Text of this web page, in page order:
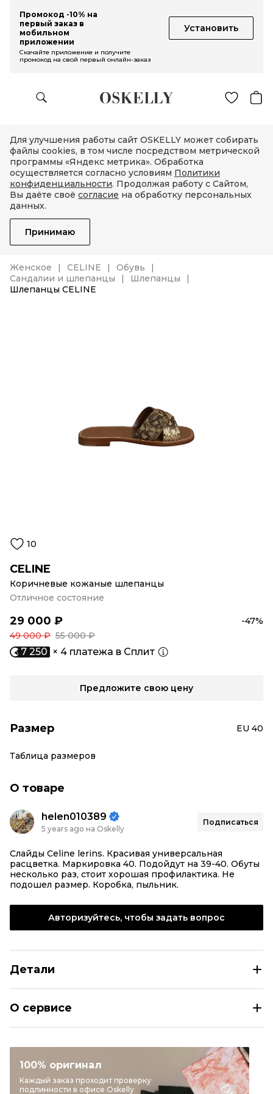
Промокод -10% на
первый заказ в
мобильном
приложении
Установить
Скачайте приложение и получите
промокод на свой первый онлайн-заказ
Для улучшения работы сайт OSKELLY может собирать
файлы cookies, в том числе посредством метрической
программы «Яндекс метрика». Обработка
осуществляется согласно условиям Политики
конфиденциальности. Продолжая работу с Сайтом,
Вы даёте своё согласие на обработку персональных
данных.
Принимаю
Женское CELINE
Обувь
Сандалии и шлепанцы
Шлепанцы
Шлепанцы CELINE
10
CELINE
Коричневые кожаные шлепанцы
Отличное состояние
29 000 ₽
-47%
49 000 ₽ 55 000 ₽
7 250 × 4 платежа в Сплит
Предложите свою цену
Размер EU 40
Таблица размеров
О товаре
helen010389
5 years ago на Oskelly
Подписаться
Слайды Celine lerins. Красивая универсальная
расцветка. Маркировка 40. Подойдут на 39-40. Обуты
несколько раз, стоит хорошая профилактика. Не
подошел размер. Коробка, пыльник.
Авторизуйтесь, чтобы задать вопрос
Детали
Категория
Бренд
CELINE
О сервисе
100% оригинал
Каждый заказ проходит проверку
подлинности в офисе Oskelly